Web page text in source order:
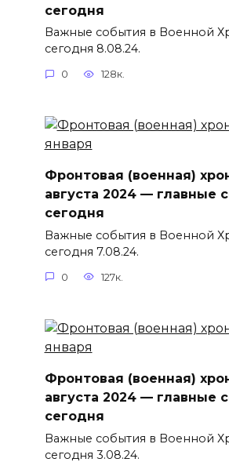
сегодня
Важные события в Военной
сегодня 8.08.24.
0 128к.
Фронтовая (военная)
августа 2024 — главные
сегодня
Важные события в Военной
сегодня 7.08.24.
0 127к.
Фронтовая (военная)
августа 2024 — главные
сегодня
Важные события в Военной
сегодня 3.08.24.